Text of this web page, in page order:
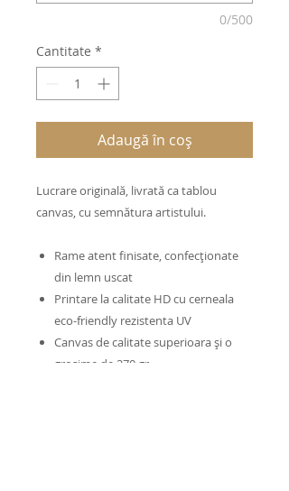
0/500
Cantitate *
Adaugă în coș
Lucrare originală, livrată ca tablou
canvas, cu semnătura artistului.
Rame atent finisate, confecționate
din lemn uscat
Printare la calitate HD cu cerneala
eco-friendly rezistenta UV
Canvas de calitate superioara și o
grosime de 270 gr